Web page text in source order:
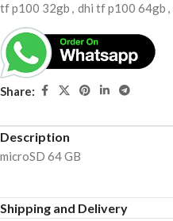
tf p100 32gb , dhi tf p100 64gb ,
Share:
Description
microSD 64 GB
Shipping and Delivery